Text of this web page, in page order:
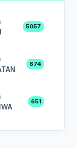
5057
674
651